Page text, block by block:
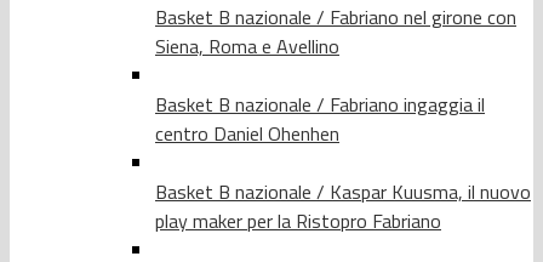
Basket B nazionale / Fabriano nel girone con
Siena, Roma e Avellino
Basket B nazionale / Fabriano ingaggia il
centro Daniel Ohenhen
Basket B nazionale / Kaspar Kuusma, il nuovo
play maker per la Ristopro Fabriano